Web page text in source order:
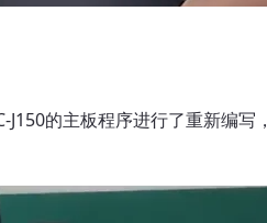
J150的主板程序进行了重新编